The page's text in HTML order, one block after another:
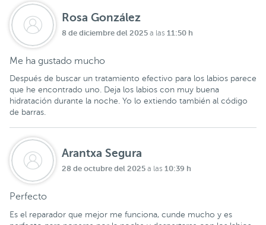
Rosa González
8 de diciembre del 2025 a las 11:50 h
Me ha gustado mucho
Después de buscar un tratamiento efectivo para los labios parece
que he encontrado uno. Deja los labios con muy buena
hidratación durante la noche. Yo lo extiendo también al código
de barras.
Arantxa Segura
28 de octubre del 2025 a las 10:39 h
Perfecto
Es el reparador que mejor me funciona, cunde mucho y es